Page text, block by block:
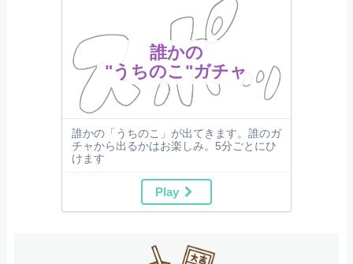
誰かの
"うちのこ"ガチャ
誰かの「うちのこ」が出てきます。誰のガ
チャから出るかはお楽しみ。5分ごとにひ
けます
Play